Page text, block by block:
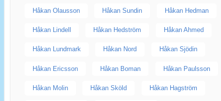
Håkan Olausson Håkan Sundin Håkan Hedman
Håkan Lindell Håkan Hedström Håkan Ahmed
Håkan Lundmark Håkan Nord Håkan Sjödin
Håkan Ericsson Håkan Boman Håkan Paulsson
Håkan Molin Håkan Sköld Håkan Hagström